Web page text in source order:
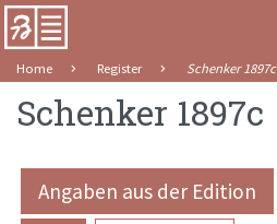
Home Register Schenker 1897c
Schenker 1897c
Angaben aus der Edition